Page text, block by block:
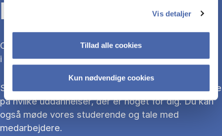
Vis detaljer
Tillad alle cookies
Kun nødvendige cookies
KOM TIL ÅBENT HUS
Overvejer du at søge ind på en bacheloruddannelse
i 2027?
Så kom med til Åbent Hus, hvor du kan blive klogere
på hvilke uddannelser, der er noget for dig. Du kan
også møde vores studerende og tale med
medarbejdere.